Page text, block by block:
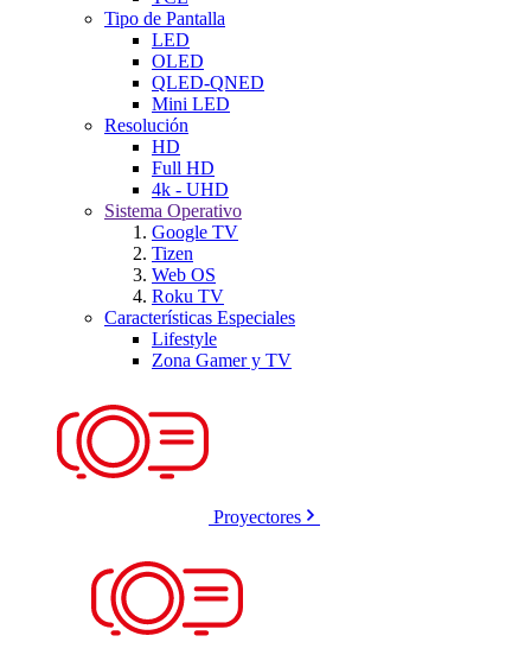
Tipo de Pantalla
LED
OLED
QLED-QNED
Mini LED
Resolución
HD
Full HD
4k - UHD
Sistema Operativo
Google TV
Tizen
Web OS
Roku TV
Características Especiales
Lifestyle
Zona Gamer y TV
Proyectores